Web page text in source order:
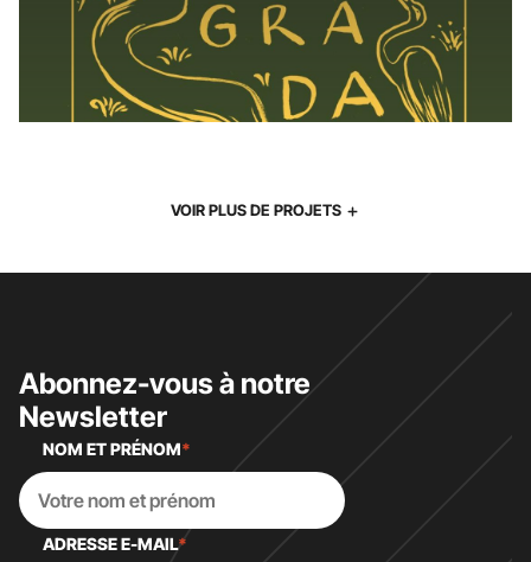
VOIR PLUS DE PROJETS
Abonnez-vous à notre
Newsletter
NOM ET PRÉNOM*
ADRESSE E-MAIL*